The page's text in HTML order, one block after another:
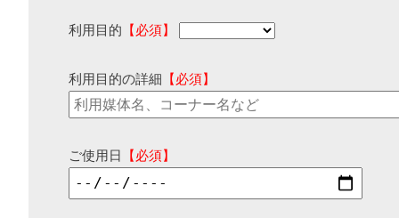
利用目的 【必須】
利用目的の詳細 【必須】
ご使用日 【必須】